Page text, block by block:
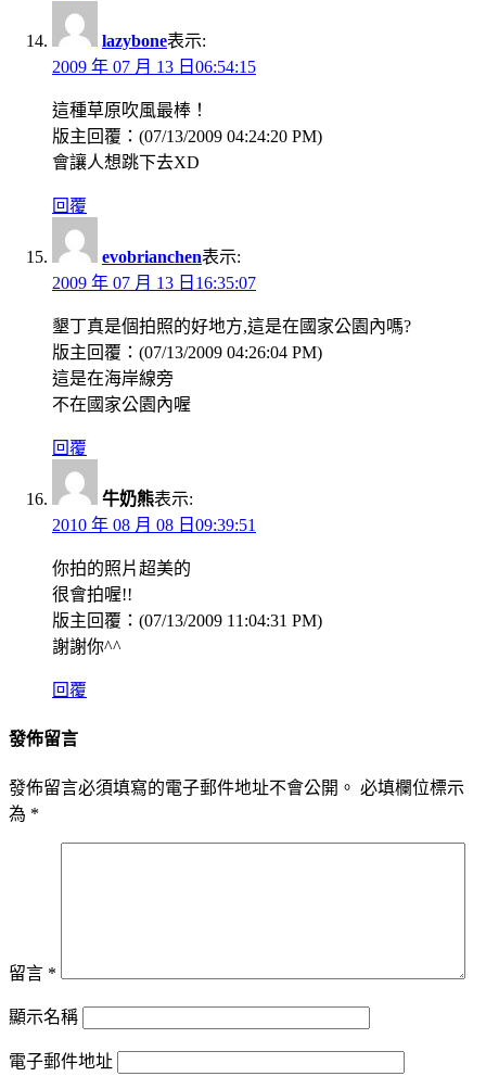
lazybone表示:
2009 年 07 月 13 日06:54:15
這種草原吹風最棒！
版主回覆：(07/13/2009 04:24:20 PM)
會讓人想跳下去XD
回覆
evobrianchen表示:
2009 年 07 月 13 日16:35:07
墾丁真是個拍照的好地方,這是在國家公園內嗎?
版主回覆：(07/13/2009 04:26:04 PM)
這是在海岸線旁
不在國家公園內喔
回覆
牛奶熊表示:
2010 年 08 月 08 日09:39:51
你拍的照片超美的
很會拍喔!!
版主回覆：(07/13/2009 11:04:31 PM)
謝謝你^^
回覆
發佈留言
發佈留言必須填寫的電子郵件地址不會公開。 必填欄位標示
為 *
留言 *
顯示名稱
電子郵件地址